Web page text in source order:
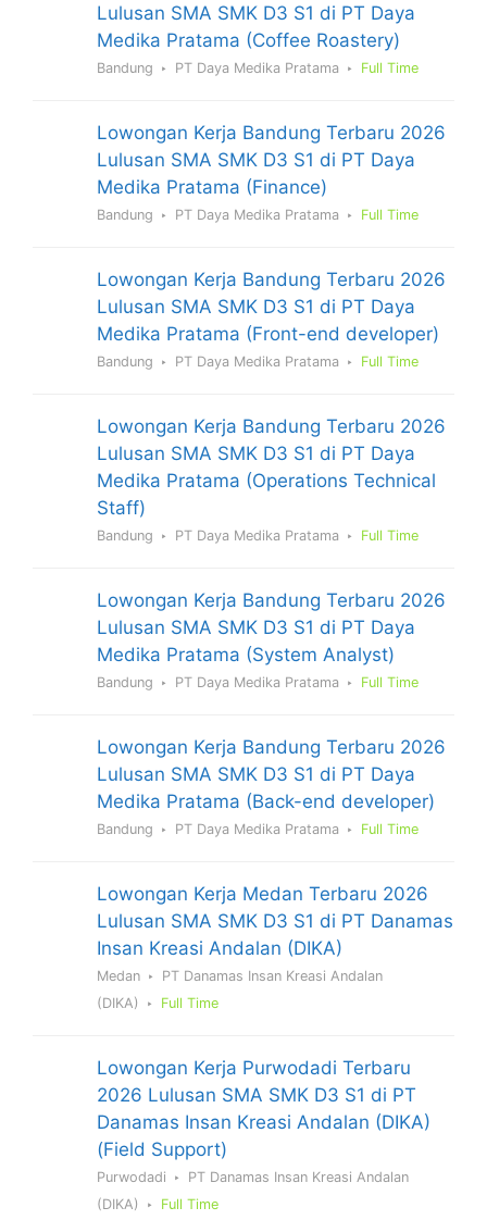
Lulusan SMA SMK D3 S1 di PT Daya
Medika Pratama (Coffee Roastery)
Bandung PT Daya Medika Pratama Full Time
Lowongan Kerja Bandung Terbaru 2026
Lulusan SMA SMK D3 S1 di PT Daya
Medika Pratama (Finance)
Bandung PT Daya Medika Pratama Full Time
Lowongan Kerja Bandung Terbaru 2026
Lulusan SMA SMK D3 S1 di PT Daya
Medika Pratama (Front-end developer)
Bandung PT Daya Medika Pratama Full Time
Lowongan Kerja Bandung Terbaru 2026
Lulusan SMA SMK D3 S1 di PT Daya
Medika Pratama (Operations Technical
Staff)
Bandung PT Daya Medika Pratama Full Time
Lowongan Kerja Bandung Terbaru 2026
Lulusan SMA SMK D3 S1 di PT Daya
Medika Pratama (System Analyst)
Bandung PT Daya Medika Pratama Full Time
Lowongan Kerja Bandung Terbaru 2026
Lulusan SMA SMK D3 S1 di PT Daya
Medika Pratama (Back-end developer)
Bandung PT Daya Medika Pratama Full Time
Lowongan Kerja Medan Terbaru 2026
Lulusan SMA SMK D3 S1 di PT Danamas
Insan Kreasi Andalan (DIKA)
Medan
PT Danamas Insan Kreasi Andalan
(DIKA)
Full Time
Lowongan Kerja Purwodadi Terbaru
2026 Lulusan SMA SMK D3 S1 di PT
Danamas Insan Kreasi Andalan (DIKA)
(Field Support)
Purwodadi
PT Danamas Insan Kreasi Andalan
(DIKA)
Full Time